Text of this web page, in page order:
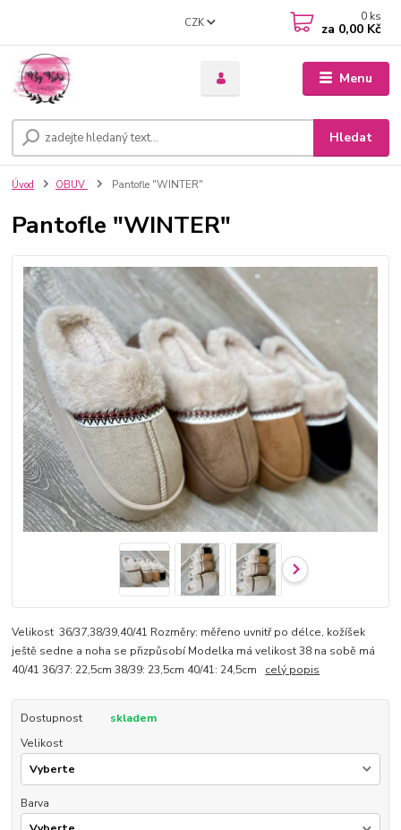
Menu
CZK
Hledat
0 ks
za 0,00 Kč
Úvod OBUV Pantofle "WINTER"
Pantofle "WINTER"
Velikost 36/37,38/39,40/41 Rozměry: měřeno uvnitř po délce, kožíšek
ještě sedne a noha se přizpůsobí Modelka má velikost 38 na sobě má
40/41 36/37: 22,5cm 38/39: 23,5cm 40/41: 24,5cm celý popis
Dostupnost
skladem
Velikost
Barva